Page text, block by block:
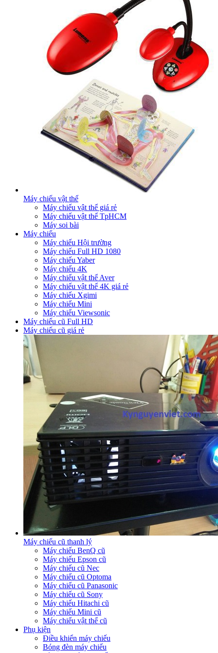
Máy chiếu vật thể
Máy chiếu vật thể giá rẻ
Máy chiếu vật thể TpHCM
Máy soi bài
Máy chiếu
Máy chiếu Hội trường
Máy chiếu Full HD 1080
Máy chiếu Yaber
Máy chiếu 4K
Máy chiếu vật thể Aver
Máy chiếu vật thể 4K giá rẻ
Máy chiếu Xgimi
Máy chiếu Mini
Máy chiếu Viewsonic
Máy chiếu cũ Full HD
Máy chiếu cũ giá rẻ
Máy chiếu cũ thanh lý
Máy chiếu BenQ cũ
Máy chiếu Epson cũ
Máy chiếu cũ Nec
Máy chiếu cũ Optoma
Máy chiếu cũ Panasonic
Máy chiếu cũ Sony
Máy chiếu Hitachi cũ
Máy chiếu Mini cũ
Máy chiếu vật thể cũ
Phụ kiện
Điều khiển máy chiếu
Bóng đèn máy chiếu